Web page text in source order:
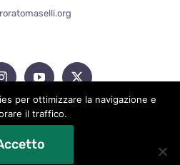
per ottimizzare la navigazione e
il traffico.